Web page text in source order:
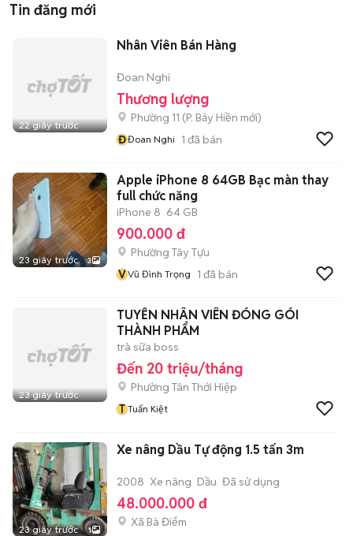
Tin đăng mới
22 giây trước
Nhân Viên Bán Hàng
Đoan Nghi
Thương lượng
Phường 11 (P. Bảy Hiền mới)
ĐĐoan Nghi 1 đã bán
23 giây trước 3
Apple iPhone 8 64GB Bạc màn thay
full chức năng
iPhone 8 64 GB
900.000 đ
Phường Tây Tựu
VVũ Đình Trọng 1 đã bán
23 giây trước
TUYỂN NHÂN VIÊN ĐÓNG GÓI
THÀNH PHẨM
trà sữa boss
Đến 20 triệu/tháng
Phường Tân Thới Hiệp
T Tuấn Kiệt
23 giây trước 1
Xe nâng Dầu Tự động 1.5 tấn 3m
2008 Xe nâng Dầu Đã sử dụng
48.000.000 đ
Xã Bà Điểm